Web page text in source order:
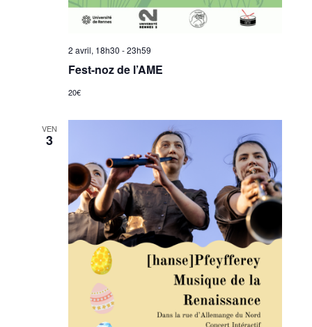
2 avril, 18h30 -23h59
Fest-noz de l’AME
20€
VEN
3